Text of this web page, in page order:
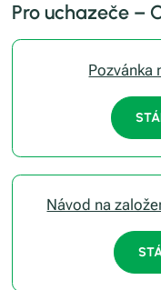
Pro uchazeče –
Pozvánka
Návod na